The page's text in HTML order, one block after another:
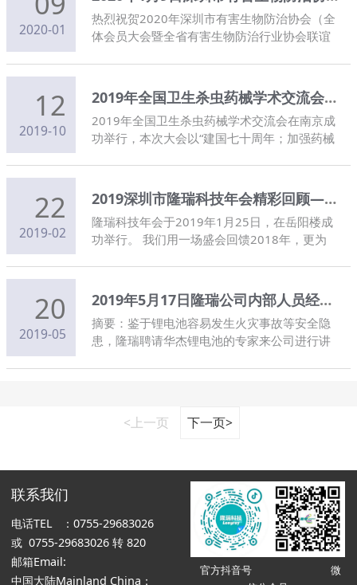
2020-01
热烈祝贺2020年深圳市有害生物防治协会（全
体会员大会暨全省有害生物防治行业协会联谊
12
2019-10
2019年全国卫生杀虫药械学术交流会圆满举行
2019年全国卫生杀虫药械学术交流会在南京成
功举行，本次大会以“建国七十周年；加强药械
家作专题学术报告，同时有众多境内外的新成
果和新产品的展示。
22
2019-02
2019深圳市隆瑞科技年会精彩回顾——扬帆起航！
隆瑞科技年会于2019年1月25日，在岳阳楼成
功举行。 我们用一场盛会回馈2018年，更为
而至，还有更多梦想等待我们去实现。 一起来
回顾一下本次年会的精彩瞬间吧！
20
2019-05
2019年5月17日隆瑞公司内部人员经华杰专家进行锂电池培训
摘要：鉴于锂电池容易发生火灾事故等安全隐
患，隆瑞聘请华杰锂电池的专家来公司进行讲
<上一页 下一页>
联系我们
电话TEL ：0755-29683026
或 0755-29683026 转 820
邮箱Email:
中国大陆Mainland China：
官方抖音号 微